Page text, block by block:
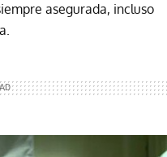
asegurada, incluso